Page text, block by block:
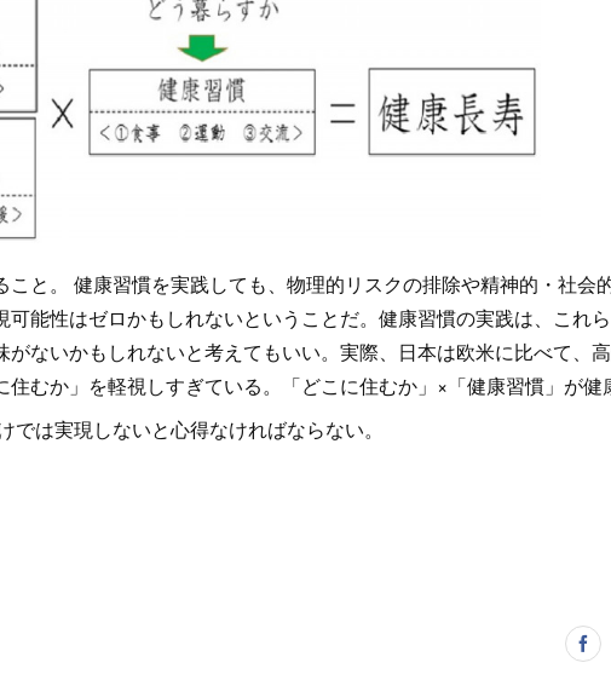
こと。 健康習慣を実践しても、物理的リスクの排除や精神的・社会
可能性はゼロかもしれないということだ。健康習慣の実践は、これ
がないかもしれないと考えてもいい。実際、日本は欧米に比べて、
むか」を軽視しすぎている。「どこに住むか」×「健康習慣」が健
では実現しないと心得なければならない。